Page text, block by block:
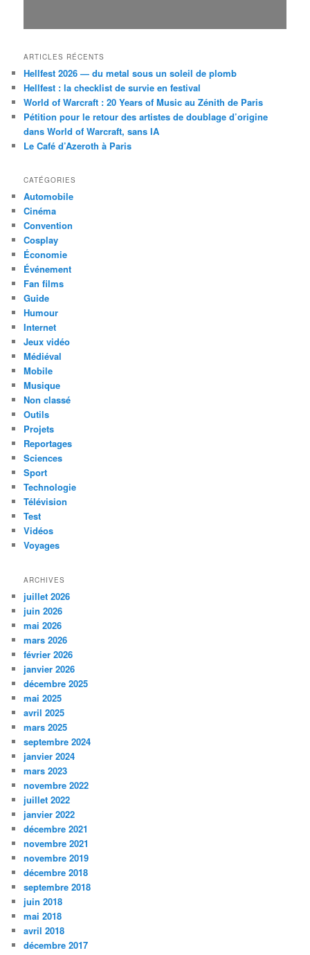
ARTICLES RÉCENTS
Hellfest 2026 — du metal sous un soleil de plomb
Hellfest : la checklist de survie en festival
World of Warcraft : 20 Years of Music au Zénith de Paris
Pétition pour le retour des artistes de doublage d’origine
dans World of Warcraft, sans IA
Le Café d’Azeroth à Paris
CATÉGORIES
Automobile
Cinéma
Convention
Cosplay
Économie
Événement
Fan films
Guide
Humour
Internet
Jeux vidéo
Médiéval
Mobile
Musique
Non classé
Outils
Projets
Reportages
Sciences
Sport
Technologie
Télévision
Test
Vidéos
Voyages
ARCHIVES
juillet 2026
juin 2026
mai 2026
mars 2026
février 2026
janvier 2026
décembre 2025
mai 2025
avril 2025
mars 2025
septembre 2024
janvier 2024
mars 2023
novembre 2022
juillet 2022
janvier 2022
décembre 2021
novembre 2021
novembre 2019
décembre 2018
septembre 2018
juin 2018
mai 2018
avril 2018
décembre 2017